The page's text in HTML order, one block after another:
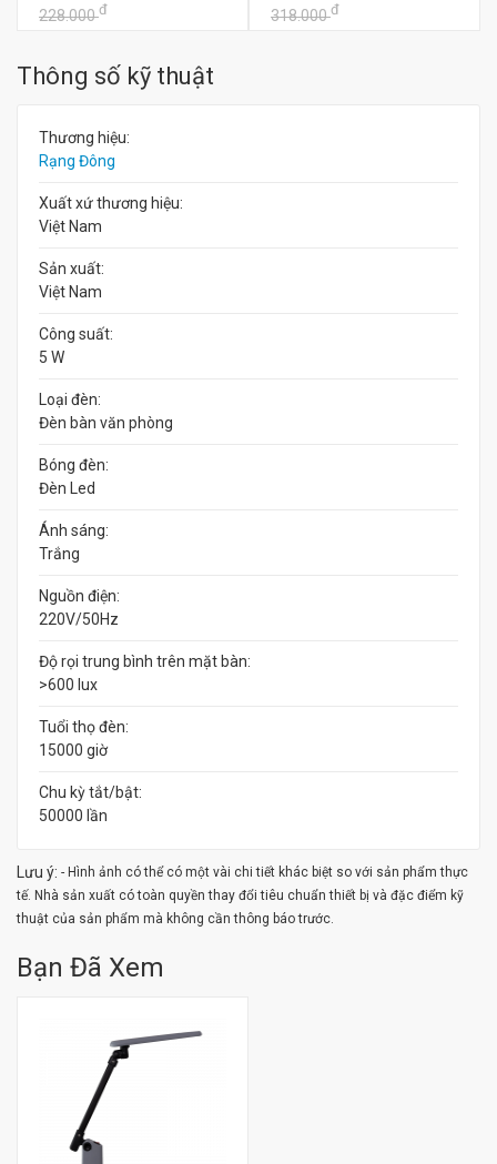
228.000đ 318.000đ
Thông số kỹ thuật
Thương hiệu:
Rạng Đông
Xuất xứ thương hiệu:
Việt Nam
Sản xuất:
Việt Nam
Công suất:
5 W
Loại đèn:
Đèn bàn văn phòng
Bóng đèn:
Đèn Led
Ánh sáng:
Trắng
Nguồn điện:
220V/50Hz
Độ rọi trung bình trên mặt bàn:
>600 lux
Tuổi thọ đèn:
15000 giờ
Chu kỳ tắt/bật:
50000 lần
Lưu ý: - Hình ảnh có thể có một vài chi tiết khác biệt so với sản phẩm thực
tế. Nhà sản xuất có toàn quyền thay đổi tiêu chuẩn thiết bị và đặc điểm kỹ
thuật của sản phẩm mà không cần thông báo trước.
Bạn Đã Xem